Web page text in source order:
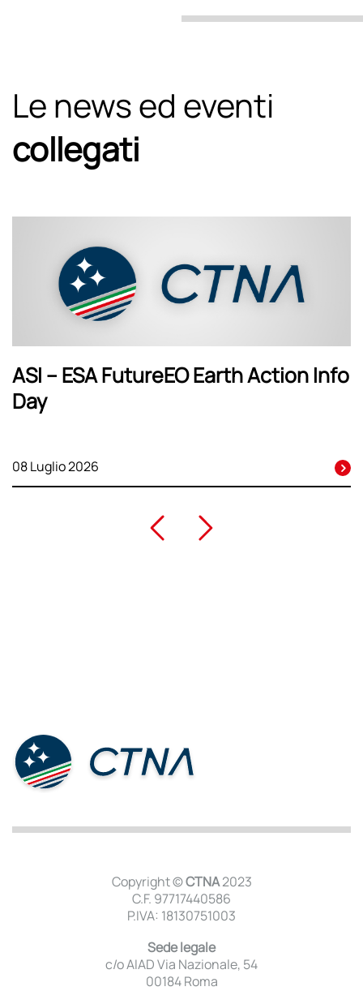
Le news ed eventi
collegati
ASI – ESA FutureEO Earth Action Info
Day
08 Luglio 2026
Copyright ©CTNA2023
C.F. 97717440586
P.IVA: 18130751003
Sede legale
c/o AIAD Via Nazionale, 54
00184 Roma